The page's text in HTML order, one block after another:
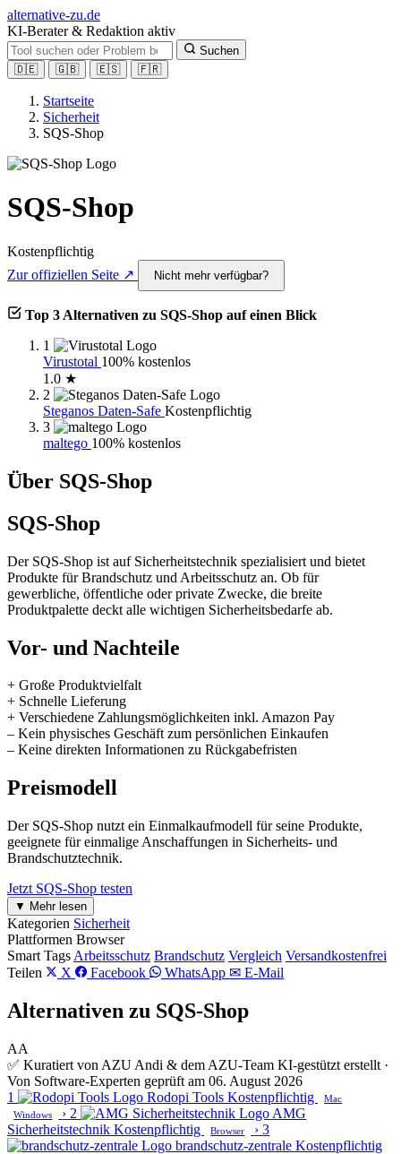
alternative-zu.de
KI-Berater & Redaktion aktiv
Suchen
🇩🇪
🇬🇧 🇪🇸 🇫🇷
Startseite
Sicherheit
SQS-Shop
SQS-Shop
Kostenpflichtig
Zur offiziellen Seite ↗
Nicht mehr verfügbar?
Top 3 Alternativen zu SQS-Shop auf einen Blick
1
Virustotal 100% kostenlos
1.0 ★
2
Steganos Daten-Safe Kostenpflichtig
3
maltego 100% kostenlos
Über SQS-Shop
SQS-Shop
Der SQS-Shop ist auf Sicherheitstechnik spezialisiert und bietet
Produkte für Brandschutz und Arbeitsschutz an. Ob für
gewerbliche, öffentliche oder private Zwecke, die breite
Produktpalette deckt alle wichtigen Sicherheitsbedarfe ab.
Vor- und Nachteile
+ Große Produktvielfalt
+ Schnelle Lieferung
+ Verschiedene Zahlungsmöglichkeiten inkl. Amazon Pay
– Kein physisches Geschäft zum persönlichen Einkaufen
– Keine direkten Informationen zu Rückgabefristen
Preismodell
Der SQS-Shop nutzt ein Einmalkaufmodell für seine Produkte,
geeignete für einmalige Anschaffungen in Sicherheits- und
Brandschutztechnik.
Jetzt SQS-Shop testen
▼ Mehr lesen
Kategorien Sicherheit
Plattformen Browser
Smart Tags Arbeitsschutz Brandschutz Vergleich Versandkostenfrei
Teilen
X Facebook WhatsApp ✉ E-Mail
Alternativen zu SQS-Shop
AA
✅ Kuratiert von AZU Andi & dem AZU-Team KI-gestützt erstellt ·
Von Software-Experten geprüft am 06. August 2026
1
Rodopi Tools Kostenpflichtig
Mac
Windows
› 2
AMG
Sicherheitstechnik Kostenpflichtig Browser › 3
brandschutz-zentrale Kostenpflichtig